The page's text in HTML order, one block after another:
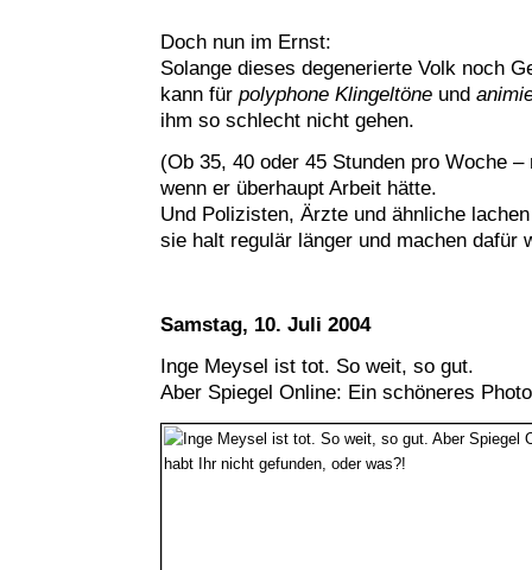
Doch nun im Ernst:
Solange dieses degenerierte Volk noch
kann für polyphone Klingeltöne und
ihm so schlecht nicht gehen.
(Ob 35, 40 oder 45 Stunden pro Woche
wenn er überhaupt Arbeit hätte.
Und Polizisten, Ärzte und ähnliche
sie halt regulär länger und machen dafür
Samstag, 10. Juli 2004
Inge Meysel ist tot. So weit, so gut.
Aber Spiegel Online: Ein schöneres